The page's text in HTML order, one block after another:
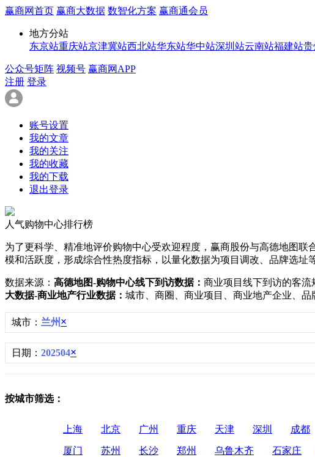
赢商网首页 赢商大数据 数智化方案 赢商通会员
地方分站
东京站重庆站京津冀站西北站华东站华中站深圳站云南站福建站贵
公众号矩阵 视频号 赢商网APP
注册 登录
账号设置
我的文章
我的关注
我的收藏
我的下载
退出登录
人气购物中心排行榜
为了更科学、精准地评价购物中心受欢迎程度，赢商股份与高德地图
模和活跃度，形成综合性热度指标，以量化数据为项目调改、品牌选址
数据来源： 高德地图-购物中心线下到访数据： 商业项目线下到访的客流
大数据-商业地产行业数据： 城市、商圈、商业项目、商业地产企业、品
城市： 兰州 ×
日期： 202504×
按城市筛选：
上海 北京 广州 重庆 天津 深圳 成都
厦门 苏州 长沙 郑州 乌鲁木齐 石家庄